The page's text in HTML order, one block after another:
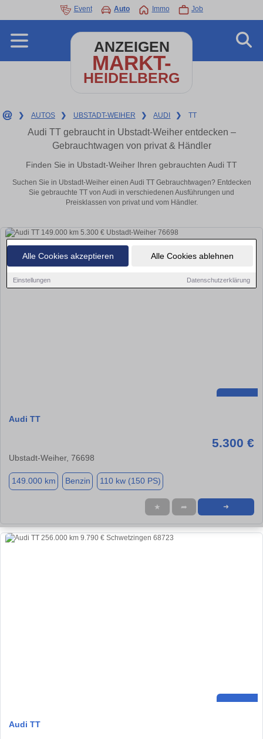
Alle Cookies akzeptieren Alle Cookies ablehnen
Einstellungen Datenschutzerklärung
Event Auto Immo Job
ANZEIGEN
MARKT-
HEIDELBERG
❯ AUTOS ❯ UBSTADT-WEIHER ❯ AUDI ❯ TT
Audi TT gebraucht in Ubstadt-Weiher entdecken –
Gebrauchtwagen von privat & Händler
Finden Sie in Ubstadt-Weiher Ihren gebrauchten Audi TT
Suchen Sie in Ubstadt-Weiher einen Audi TT Gebrauchtwagen? Entdecken
Sie gebrauchte TT von Audi in verschiedenen Ausführungen und
Preisklassen von privat und vom Händler.
Audi TT
5.300 €
Ubstadt-Weiher, 76698
149.000 km Benzin 110 kw (150 PS)
★ ➦ ➜
Audi TT